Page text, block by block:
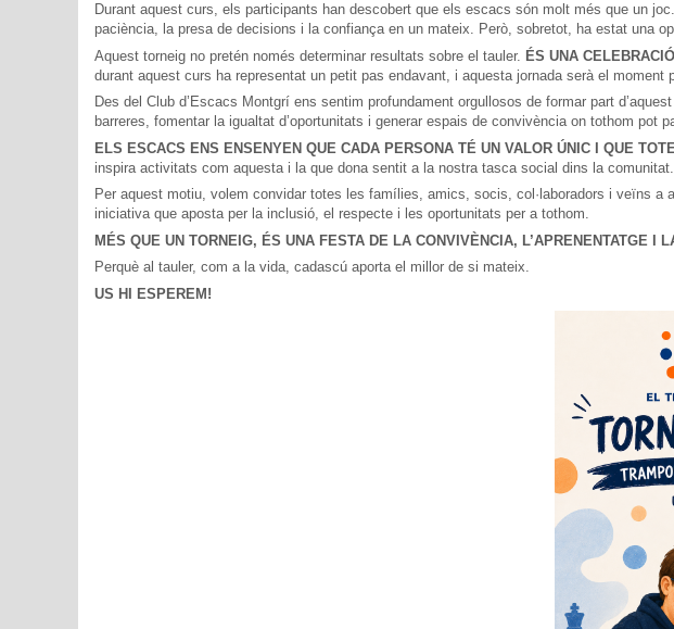
Durant aquest curs, els participants han descobert que els escacs són molt més que un
paciència, la presa de decisions i la confiança en un mateix. Però, sobretot, ha estat una
Aquest torneig no pretén només determinar resultats sobre el tauler. ÉS UNA
durant aquest curs ha representat un petit pas endavant, i aquesta jornada serà el moment
Des del Club d’Escacs Montgrí ens sentim profundament orgullosos de formar part
barreres, fomentar la igualtat d’oportunitats i generar espais de convivència on tothom pot
ELS ESCACS ENS ENSENYEN QUE CADA PERSONA TÉ UN VALOR ÚNIC I QUE
inspira activitats com aquesta i la que dona sentit a la nostra tasca social dins la comunitat.
Per aquest motiu, volem convidar totes les famílies, amics, socis, col·laboradors i veïns
iniciativa que aposta per la inclusió, el respecte i les oportunitats per a tothom.
MÉS QUE UN TORNEIG, ÉS UNA FESTA DE LA CONVIVÈNCIA, L’APRENENTATGE I
Perquè al tauler, com a la vida, cadascú aporta el millor de si mateix.
US HI ESPEREM!